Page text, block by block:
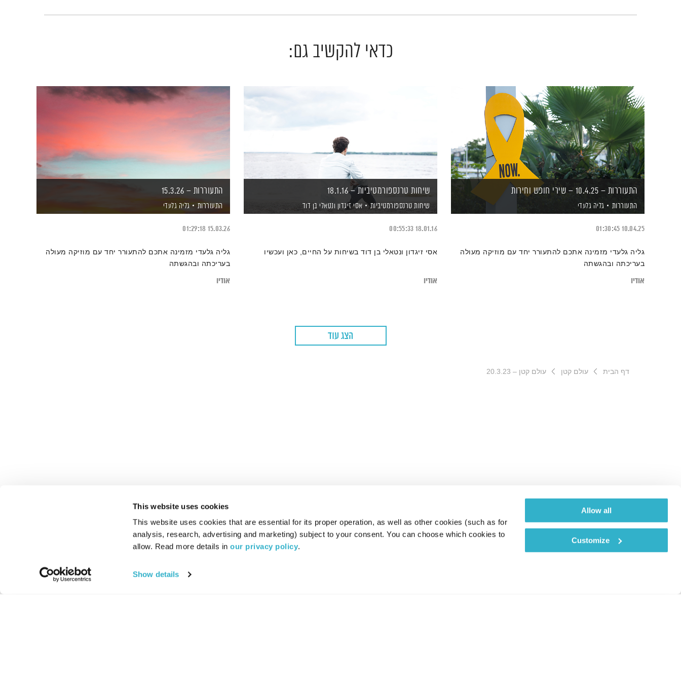
This website uses cookies
This website uses cookies that are essential for its proper operation, as well as other cookies (such as for
analysis, research, advertising and marketing) subject to your consent. You can choose which cookies to
allow. Read more details in our privacy policy.
Show details
Allow all
Customize
כדאי להקשיב גם:
התעוררות – 10.4.25 – שירי חופש וחירות
התעוררות גליה גלעדי
10.04.25
01:30:45
גליה גלעדי מזמינה אתכם להתעורר יחד עם מוזיקה מעולה
בעריכתה ובהגשתה
אודיו
שיחות טרנספורמטיביות – 18.1.16
שיחות טרנספורמטיביות אסי זיגדון ונטאלי בן דוד
18.01.16
00:55:33
אסי זיגדון ונטאלי בן דוד בשיחות על החיים, כאן ועכשיו
אודיו
התעוררות – 15.3.26
התעוררות גליה גלעדי
15.03.26
01:29:18
גליה גלעדי מזמינה אתכם להתעורר יחד עם מוזיקה מעולה
בעריכתה ובהגשתה
אודיו
הצג עוד
דף הבית עולם קטן עולם קטן – 20.3.23